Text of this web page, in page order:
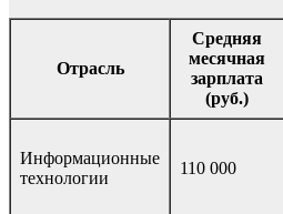
Отрасль
Средняя
месячная
зарплата
(руб.)
Информационные
технологии
110 000